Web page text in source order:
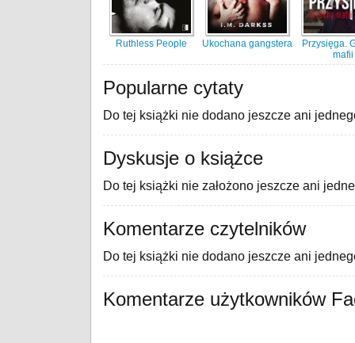
Ruthless People Ukochana gangstera
Przysięga.
mafii
Popularne cytaty
Do tej książki nie dodano jeszcze ani
Dyskusje o książce
Do tej książki nie założono jeszcze ani
Komentarze czytelników
Do tej książki nie dodano jeszcze ani
Komentarze użytkowników